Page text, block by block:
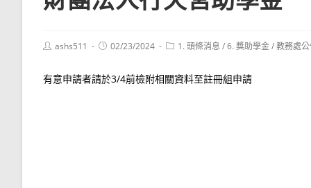
Postashs511
Post02/23/2024
Post1. 頭條消息 /6. 獎助學金/教務處
有意申請者請於3/4前檢附相關資料至註冊組申請